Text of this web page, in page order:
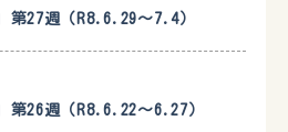
第27週（R8.6.29〜7.4）
第26週（R8.6.22〜6.27）